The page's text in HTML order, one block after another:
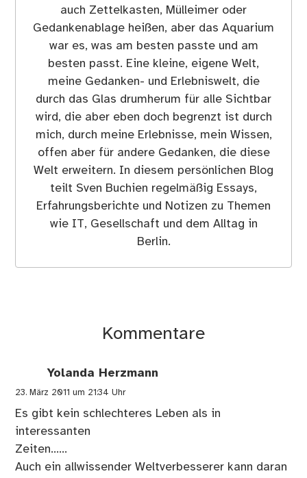
auch Zettelkasten, Mülleimer oder
Gedankenablage heißen, aber das Aquarium
war es, was am besten passte und am
besten passt. Eine kleine, eigene Welt,
meine Gedanken- und Erlebniswelt, die
durch das Glas drumherum für alle Sichtbar
wird, die aber eben doch begrenzt ist durch
mich, durch meine Erlebnisse, mein Wissen,
offen aber für andere Gedanken, die diese
Welt erweitern. In diesem persönlichen Blog
teilt Sven Buchien regelmäßig Essays,
Erfahrungsberichte und Notizen zu Themen
wie IT, Gesellschaft und dem Alltag in
Berlin.
Kommentare
Yolanda Herzmann
23. März 2011 um 21:34 Uhr
Es gibt kein schlechteres Leben als in
interessanten
Zeiten……
Auch ein allwissender Weltverbesserer kann daran